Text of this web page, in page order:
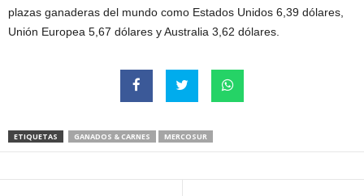
plazas ganaderas del mundo como Estados Unidos 6,39 dólares,
Unión Europea 5,67 dólares y Australia 3,62 dólares.
ETIQUETAS GANADOS & CARNES MERCOSUR